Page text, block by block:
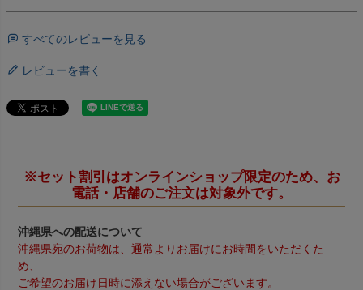
すべてのレビューを見る
レビューを書く
※セット割引はオンラインショップ限定のため、お
電話・店舗のご注文は対象外です。
沖縄県への配送について
沖縄県宛のお荷物は、通常よりお届けにお時間をいただくた
め、
ご希望のお届け日時に添えない場合がございます。